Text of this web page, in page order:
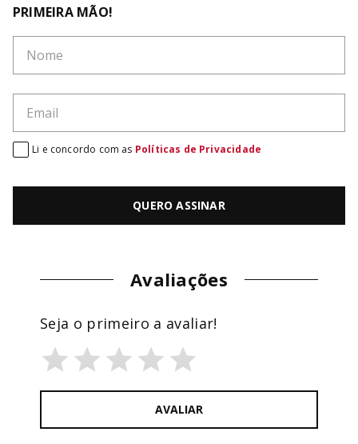
PRIMEIRA MÃO!
QUERO ASSINAR
Li e concordo com as Políticas de Privacidade
Avaliações
Seja o primeiro a avaliar!
AVALIAR